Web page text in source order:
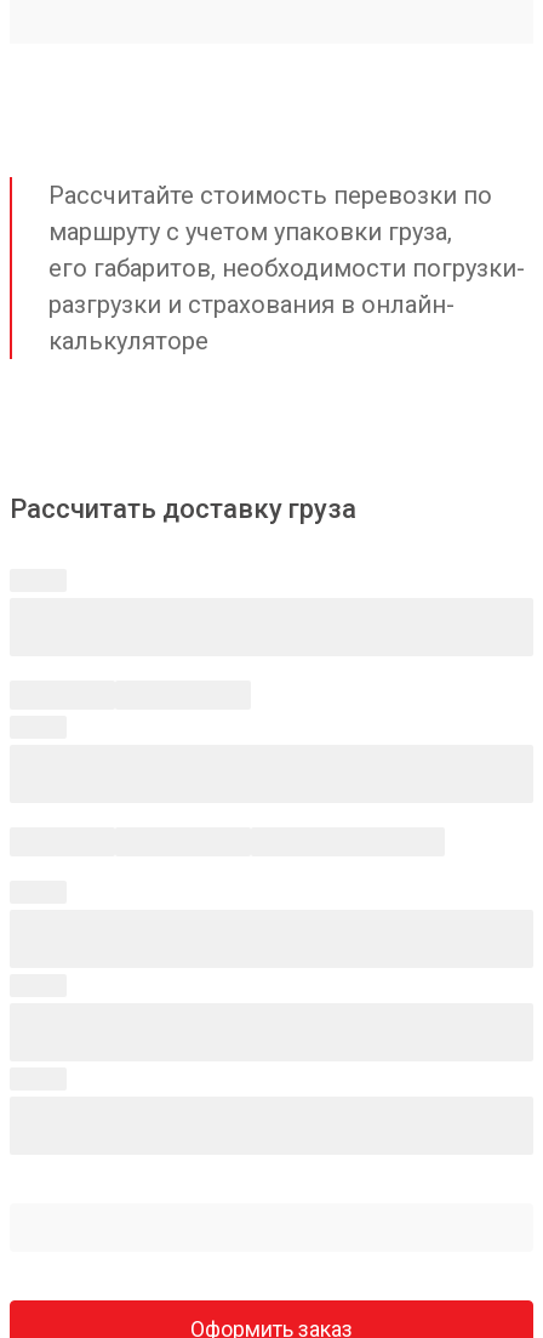
Рассчитайте стоимость перевозки по
маршруту с учетом упаковки груза,
его габаритов, необходимости погрузки-
разгрузки и страхования в онлайн-
калькуляторе
Рассчитать доставку груза
Оформить заказ